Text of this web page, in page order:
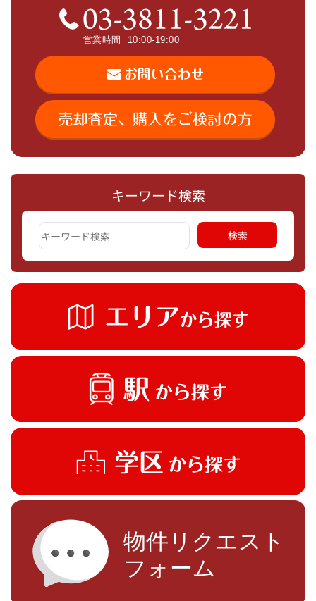
キーワード検索